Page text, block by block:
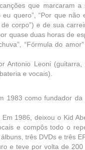
que marcaram
quero”, “Por que não
corpo”) e de sua
quase duas horas de
“Fórmula do
Antonio Leoni
e vocais).
1983 como fundador
1986, deixou o Kid
e compôs todo o
três DVDs e três
e teve por volta de